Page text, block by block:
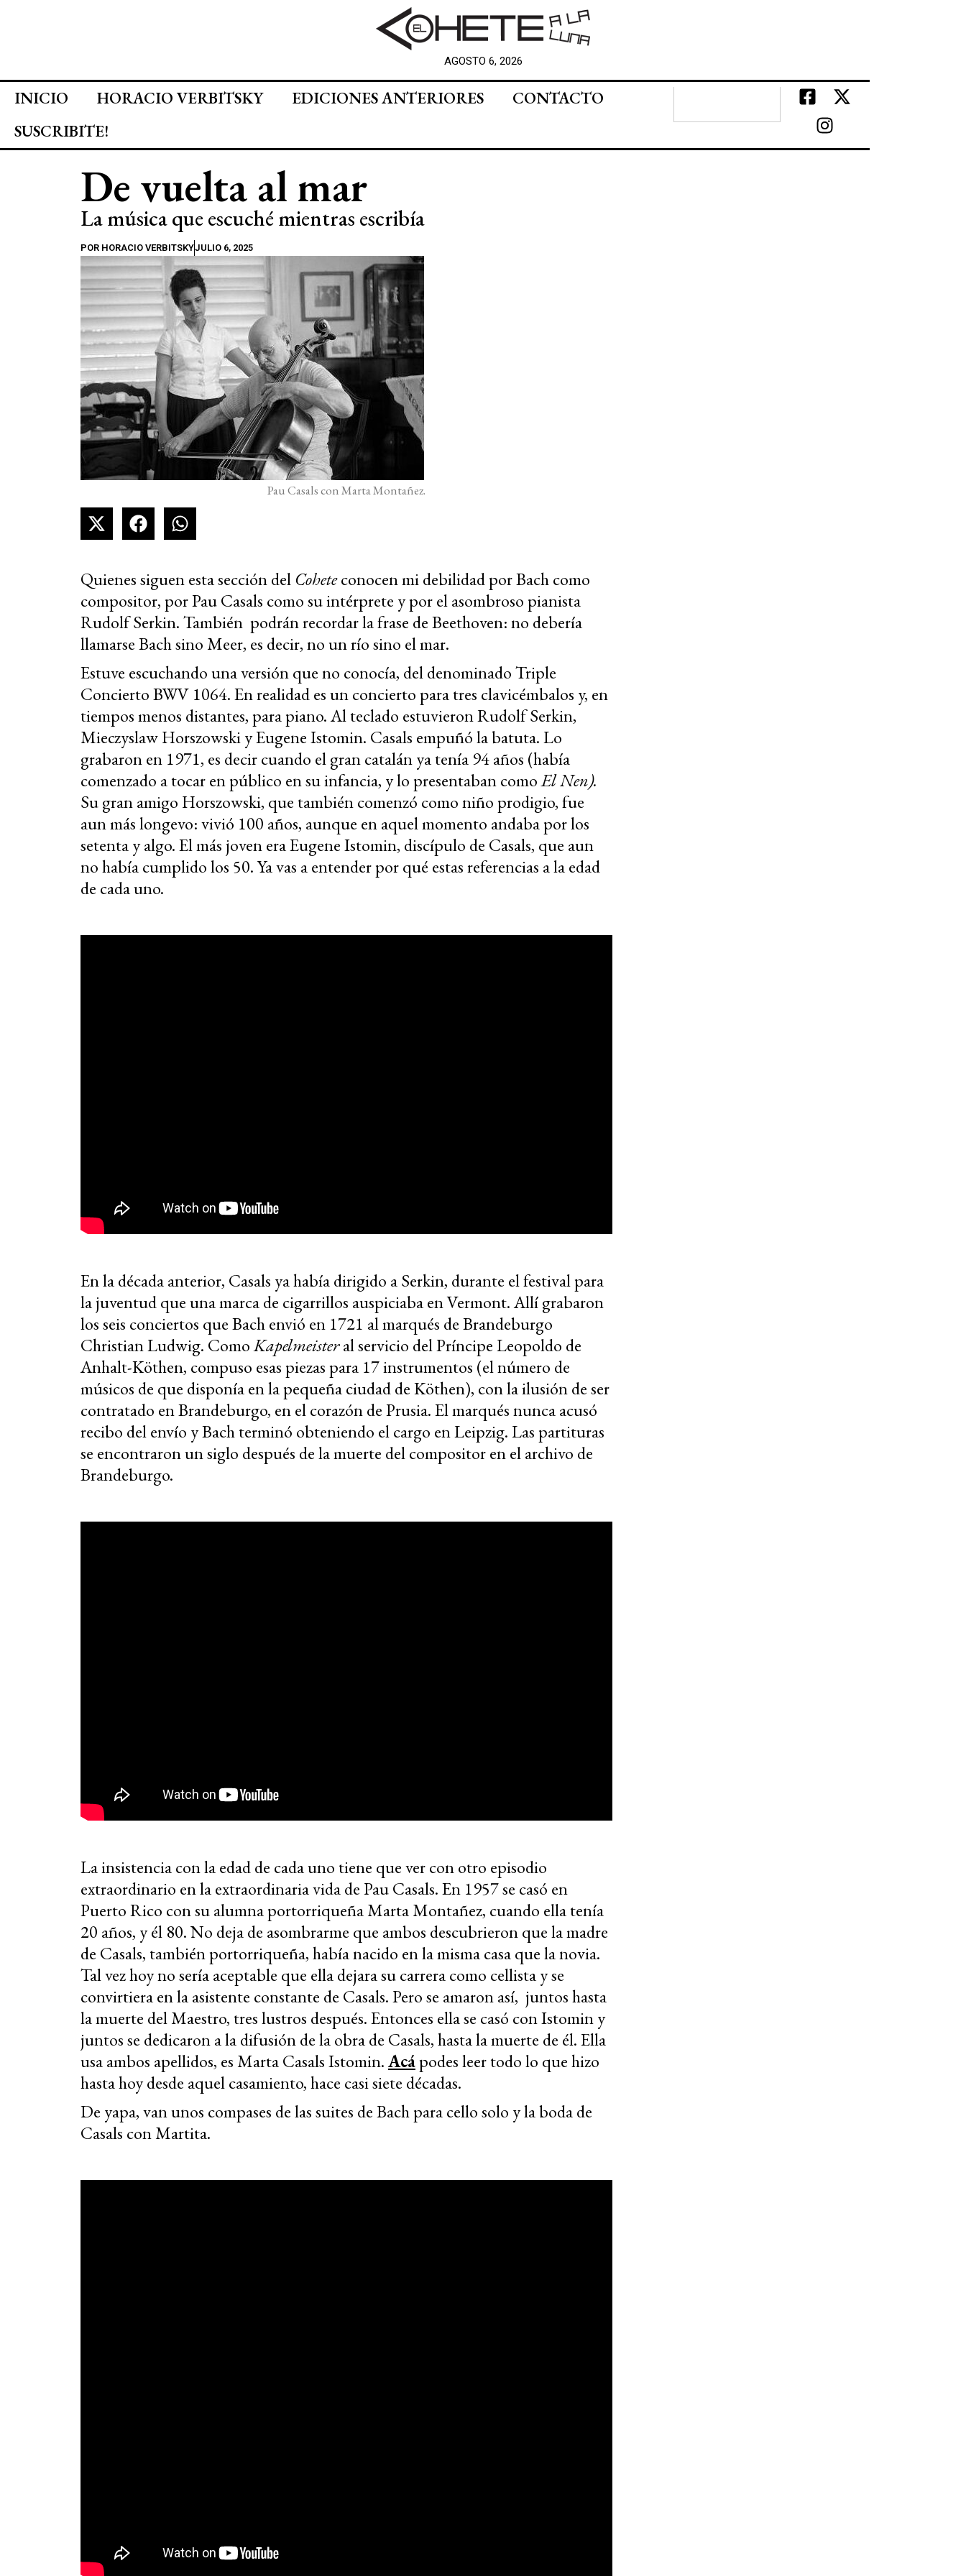
AGOSTO 6, 2026
INICIO HORACIO VERBITSKY EDICIONES ANTERIORES
CONTACTO
SUSCRIBITE!
De vuelta al mar
La música que escuché mientras escribía
POR HORACIO VERBITSKYJULIO 6, 2025
Pau Casals con Marta Montañez.
Quienes siguen esta sección del Coheteconocen mi debilidad por Bach como
compositor, por Pau Casals como su intérprete y por el asombroso pianista
Rudolf Serkin. También podrán recordar la frase de Beethoven: no debería
llamarseBach sino Meer, es decir, no un río sino elmar.
Estuve escuchando una versión que no conocía, del denominado Triple
Concierto BWV 1064. En realidad es un concierto para tres clavicémbalos y, en
tiempos menos distantes, para piano. Al teclado estuvieron Rudolf Serkin,
Mieczyslaw Horszowski y Eugene Istomin. Casals empuñó la batuta. Lo
grabaron en 1971, es decir cuando el gran catalán ya tenía 94 años (había
comenzado a tocar en público en su infancia, y lo presentaban comoEl Nen).
Su gran amigo Horszowski, que también comenzó como niño prodigio, fue
aun más longevo: vivió 100 años, aunque en aquel momento andaba por los
setenta y algo. El más joven era Eugene Istomin, discípulo de Casals, que aun
no había cumplido los 50. Ya vas a entender por qué estas referencias a la edad
de cada uno.
En la década anterior, Casals ya había dirigido a Serkin, durante el festival para
la juventud que una marca de cigarrillos auspiciaba en Vermont. Allí grabaron
los seis conciertos que Bach envió en 1721 al marqués de Brandeburgo
Christian Ludwig. ComoKapelmeisteral servicio del Príncipe Leopoldo de
Anhalt-Köthen, compuso esas piezas para 17 instrumentos (el número de
músicos de que disponía en la pequeña ciudad de Köthen), con la ilusión de ser
contratado en Brandeburgo, en el corazón de Prusia. El marqués nunca acusó
recibo del envío y Bach terminó obteniendo el cargo en Leipzig. Las partituras
se encontraron un siglo después de la muerte del compositor en el archivo de
Brandeburgo.
La insistencia con la edad de cada uno tiene que ver con otro episodio
extraordinario en la extraordinaria vida de Pau Casals. En 1957 se casó en
Puerto Rico con su alumna portorriqueña Marta Montañez, cuando ella tenía
20 años, y él 80. No deja de asombrarme que ambos descubrieron que la madre
de Casals, también portorriqueña, había nacido en la misma casa que la novia.
Tal vez hoy no sería aceptable que ella dejara su carrera como cellista y se
convirtiera en la asistente constante de Casals. Pero se amaron así, juntos hasta
la muerte del Maestro, tres lustros después. Entonces ella se casó con Istomin y
juntos se dedicaron a la difusión de la obra de Casals, hasta la muerte de él. Ella
usa ambos apellidos, es Marta Casals Istomin.Acápodes leer todo lo que hizo
hasta hoy desde aquel casamiento, hace casi siete décadas.
De yapa, van unos compases de las suites de Bach para cello solo y la boda de
Casals con Martita.